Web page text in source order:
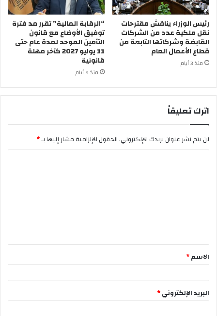
رئيس الوزراء يناقش مقترحات
نقل ملكية عدد من الشركات
القابضة وشركاتها التابعة من
قطاع الأعمال العام
منذ 3 أيام
“الرقابة المالية” تقرر مد فترة
توفيق الأوضاع مع قانون
التأمين الموحد لمدة عام حتى
11 يوليو 2027 كآخر مهلة
قانونية
منذ 4 أيام
اترك تعليقاً
لن يتم نشر عنوان بريدك الإلكتروني.الحقول الإلزامية مشار إليها بـ*
ق
*
الاسم*
البريد الإلكتروني*